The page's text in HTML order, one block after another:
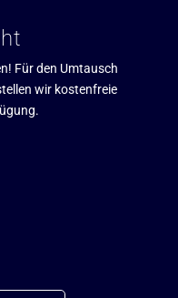
Für den Umtausch
wir kostenfreie